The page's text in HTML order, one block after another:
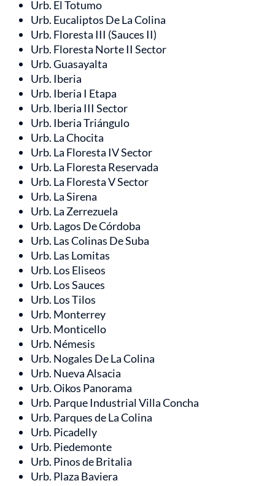
Urb. El Totumo
Urb. Eucaliptos De La Colina
Urb. Floresta III (Sauces II)
Urb. Floresta Norte II Sector
Urb. Guasayalta
Urb. Iberia
Urb. Iberia I Etapa
Urb. Iberia III Sector
Urb. Iberia Triángulo
Urb. La Chocita
Urb. La Floresta IV Sector
Urb. La Floresta Reservada
Urb. La Floresta V Sector
Urb. La Sirena
Urb. La Zerrezuela
Urb. Lagos De Córdoba
Urb. Las Colinas De Suba
Urb. Las Lomitas
Urb. Los Eliseos
Urb. Los Sauces
Urb. Los Tilos
Urb. Monterrey
Urb. Monticello
Urb. Némesis
Urb. Nogales De La Colina
Urb. Nueva Alsacia
Urb. Oikos Panorama
Urb. Parque Industrial Villa Concha
Urb. Parques de La Colina
Urb. Picadelly
Urb. Piedemonte
Urb. Pinos de Britalia
Urb. Plaza Baviera